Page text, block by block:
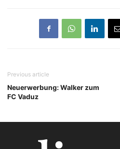
Previous article
Neuerwerbung: Walker zum
FC Vaduz